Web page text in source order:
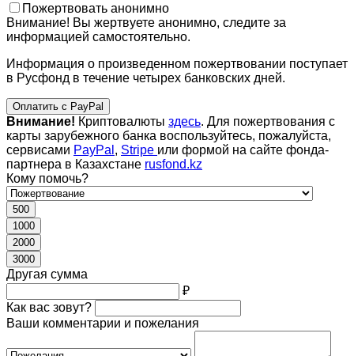
Пожертвовать анонимно
Внимание! Вы жертвуете анонимно, следите за
информацией самостоятельно.
Информация о произведенном пожертвовании поступает
в Русфонд в течение четырех банковских дней.
Оплатить с PayPal
Внимание! Криптовалюты здесь. Для пожертвования с
карты зарубежного банка воспользуйтесь, пожалуйста,
сервисами PayPal , Stripe или формой на сайте фонда-
партнера в Казахстане rusfond.kz
Кому помочь?
500
1000
2000
3000
Другая сумма
₽
Как вас зовут?
Ваши комментарии и пожелания